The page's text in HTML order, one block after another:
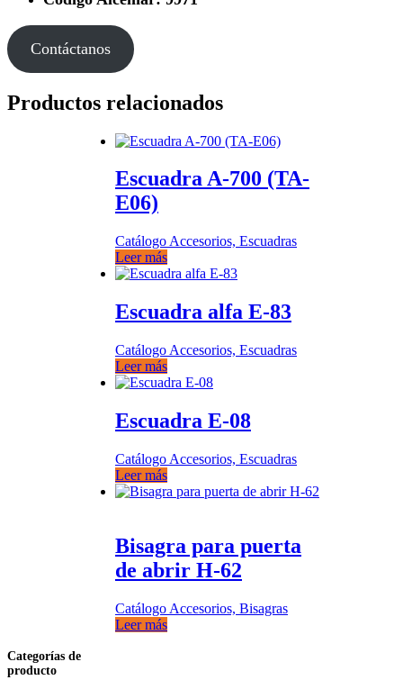
Contáctanos
Productos relacionados
Escuadra A-700 (TA-
E06)
Catálogo Accesorios, Escuadras
Leer más
Escuadra alfa E-83
Catálogo Accesorios, Escuadras
Leer más
Escuadra E-08
Catálogo Accesorios, Escuadras
Leer más
Bisagra para puerta
de abrir H-62
Catálogo Accesorios, Bisagras
Leer más
Categorías de
producto